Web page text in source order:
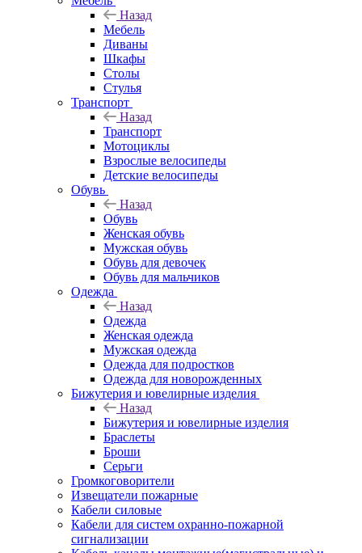
Назад
Мебель
Диваны
Шкафы
Столы
Стулья
Транспорт
Назад
Транспорт
Мотоциклы
Взрослые велосипеды
Детские велосипеды
Обувь
Назад
Обувь
Женская обувь
Мужская обувь
Обувь для девочек
Обувь для мальчиков
Одежда
Назад
Одежда
Женская одежда
Мужская одежда
Одежда для подростков
Одежда для новорожденных
Бижутерия и ювелирные изделия
Назад
Бижутерия и ювелирные изделия
Браслеты
Броши
Серьги
Громкоговорители
Извещатели пожарные
Кабели силовые
Кабели для систем охранно-пожарной
сигнализации